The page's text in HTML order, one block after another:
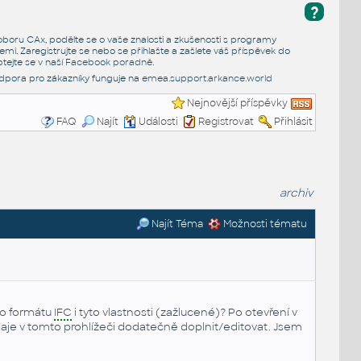
?
CAx, podělte se o vaše znalosti a zkušenosti s programy
Zaregistrujte se nebo se přihlašte a zašlete váš příspěvek do
se v naší Facebook poradně.
pro zákazníky funguje na emea.support.arkance.world
Nejnovější příspěvky
FAQ
Najít Události Registrovat Přihlásit
archiv
Najít Téma Možnosti tématu
formátu IFC i tyto vlastnosti (zažlucené)? Po otevření v
v tomto prohlížeči dodatečně doplnit/editovat. Jsem